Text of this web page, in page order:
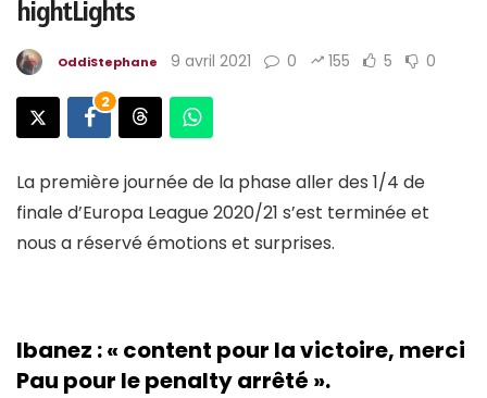
hightLights
OddiStephane 9 avril 2021 0 155 5 0
2
La première journée de la phase aller des 1/4 de
finale d’Europa League 2020/21 s’est terminée et
nous a réservé émotions et surprises.
Ibanez : « content pour la victoire, merci
Pau pour le penalty arrêté ».